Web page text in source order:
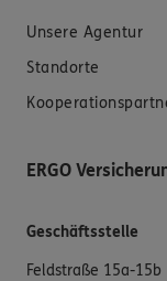
Unsere Agentur
Standorte
ERGO
Geschäftsstelle
Feldstraße 15a-15b